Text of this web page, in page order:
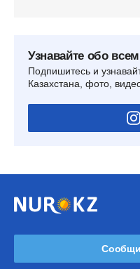
Узнавайте обо
Подпишитесь и
Казахстана, фото,